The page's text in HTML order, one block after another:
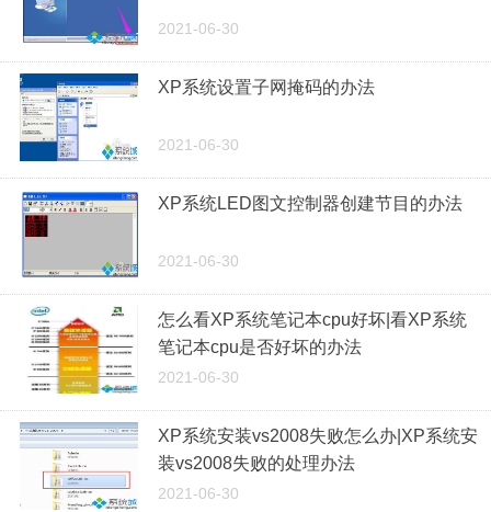
2021-06-30
XP系统设置子网掩码的办法
2021-06-30
XP系统LED图文控制器创建节目的办法
2021-06-30
怎么看XP系统笔记本cpu好坏|看XP系统
笔记本cpu是否好坏的办法
2021-06-30
XP系统安装vs2008失败怎么办|XP系统安
装vs2008失败的处理办法
2021-06-30